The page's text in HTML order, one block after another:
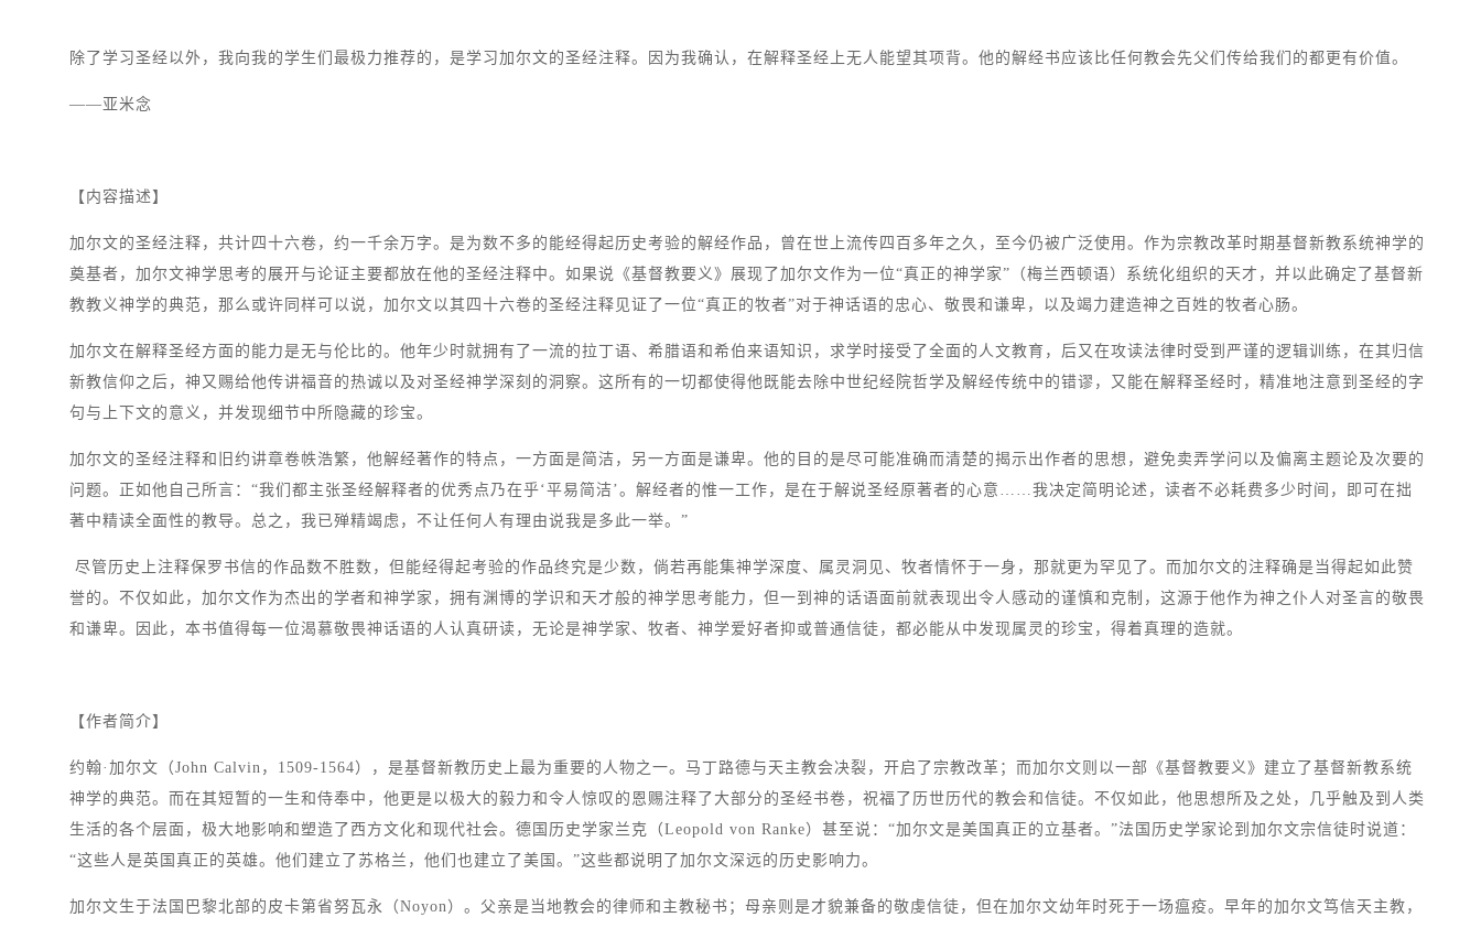
除了学习圣经以外，我向我的学生们最极力推荐的，是学习加尔文的圣经注释。因为我确认，在解释圣经上无人能望其项背。他的解经书应该比任何教会先父们传给我们的都更有价值。
——亚米念
【内容描述】
加尔文的圣经注释，共计四十六卷，约一千余万字。是为数不多的能经得起历史考验的解经作品，曾在世上流传四百多年之久，至今仍被广泛使用。作为宗教改革时期基督新教系统神学的
奠基者，加尔文神学思考的展开与论证主要都放在他的圣经注释中。如果说《基督教要义》展现了加尔文作为一位“真正的神学家”（梅兰西顿语）系统化组织的天才，并以此确定了基督新
教教义神学的典范，那么或许同样可以说，加尔文以其四十六卷的圣经注释见证了一位“真正的牧者”对于神话语的忠心、敬畏和谦卑，以及竭力建造神之百姓的牧者心肠。
加尔文在解释圣经方面的能力是无与伦比的。他年少时就拥有了一流的拉丁语、希腊语和希伯来语知识，求学时接受了全面的人文教育，后又在攻读法律时受到严谨的逻辑训练，在其归信
新教信仰之后，神又赐给他传讲福音的热诚以及对圣经神学深刻的洞察。这所有的一切都使得他既能去除中世纪经院哲学及解经传统中的错谬，又能在解释圣经时，精准地注意到圣经的字
句与上下文的意义，并发现细节中所隐藏的珍宝。
加尔文的圣经注释和旧约讲章卷帙浩繁，他解经著作的特点，一方面是简洁，另一方面是谦卑。他的目的是尽可能准确而清楚的揭示出作者的思想，避免卖弄学问以及偏离主题论及次要的
问题。正如他自己所言：“我们都主张圣经解释者的优秀点乃在乎‘平易简洁’。解经者的惟一工作，是在于解说圣经原著者的心意……我决定简明论述，读者不必耗费多少时间，即可在拙
著中精读全面性的教导。总之，我已殚精竭虑，不让任何人有理由说我是多此一举。”
尽管历史上注释保罗书信的作品数不胜数，但能经得起考验的作品终究是少数，倘若再能集神学深度、属灵洞见、牧者情怀于一身，那就更为罕见了。而加尔文的注释确是当得起如此赞
誉的。不仅如此，加尔文作为杰出的学者和神学家，拥有渊博的学识和天才般的神学思考能力，但一到神的话语面前就表现出令人感动的谨慎和克制，这源于他作为神之仆人对圣言的敬畏
和谦卑。因此，本书值得每一位渴慕敬畏神话语的人认真研读，无论是神学家、牧者、神学爱好者抑或普通信徒，都必能从中发现属灵的珍宝，得着真理的造就。
【作者简介】
约翰·加尔文（John Calvin，1509-1564），是基督新教历史上最为重要的人物之一。马丁路德与天主教会决裂，开启了宗教改革；而加尔文则以一部《基督教要义》建立了基督新教系统
神学的典范。而在其短暂的一生和侍奉中，他更是以极大的毅力和令人惊叹的恩赐注释了大部分的圣经书卷，祝福了历世历代的教会和信徒。不仅如此，他思想所及之处，几乎触及到人类
生活的各个层面，极大地影响和塑造了西方文化和现代社会。德国历史学家兰克（Leopold von Ranke）甚至说：“加尔文是美国真正的立基者。”法国历史学家论到加尔文宗信徒时说道：
“这些人是英国真正的英雄。他们建立了苏格兰，他们也建立了美国。”这些都说明了加尔文深远的历史影响力。
加尔文生于法国巴黎北部的皮卡第省努瓦永（Noyon）。父亲是当地教会的律师和主教秘书；母亲则是才貌兼备的敬虔信徒，但在加尔文幼年时死于一场瘟疫。早年的加尔文笃信天主教，